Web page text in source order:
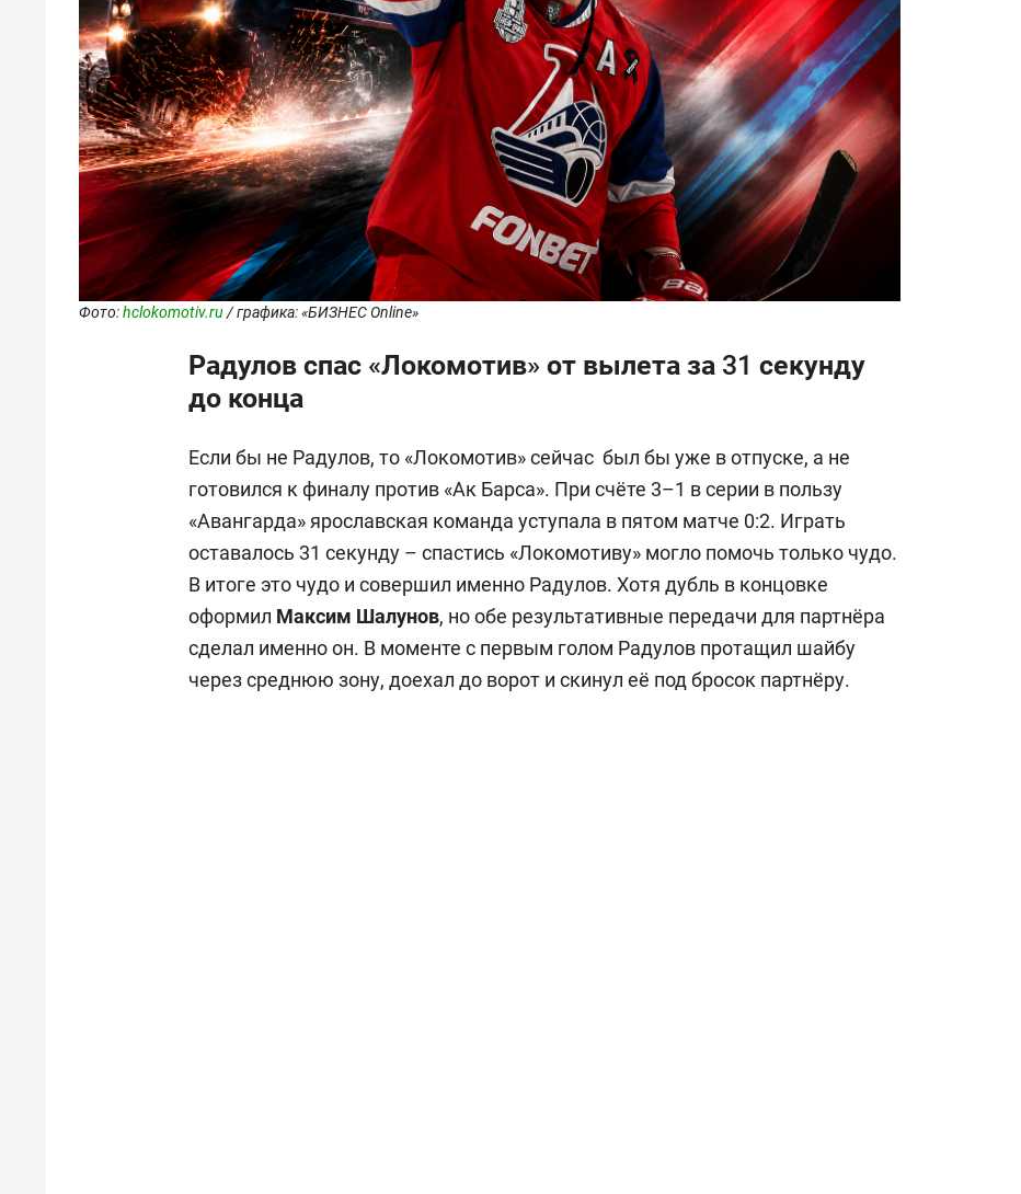
Фото:hclokomotiv.ru/ графика: «БИЗНЕС Online»
Радулов спас «Локомотив» от вылета за 31 секунду
до конца
Если бы не Радулов, то «Локомотив» сейчас был бы уже в отпуске, а не
готовился к финалу против «Ак Барса». При счёте 3–1 в серии в пользу
«Авангарда» ярославская команда уступала в пятом матче 0:2. Играть
оставалось 31 секунду – спастись «Локомотиву» могло помочь только чудо.
В итоге это чудо и совершил именно Радулов. Хотя дубль в концовке
оформил Максим Шалунов, но обе результативные передачи для партнёра
сделал именно он. В моменте с первым голом Радулов протащил шайбу
через среднюю зону, доехал до ворот и скинул её под бросок партнёру.